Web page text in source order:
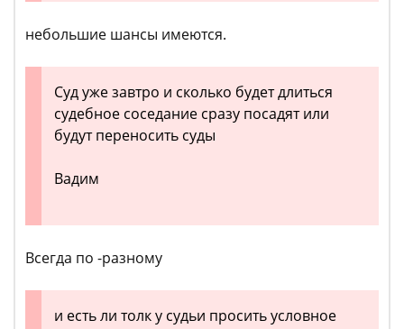
небольшие шансы имеются.
Суд уже завтро и сколько будет длиться
судебное соседание сразу посадят или
будут переносить суды
Вадим
Всегда по -разному
и есть ли толк у судьи просить условное